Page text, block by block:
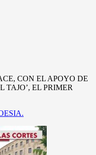
CON EL APOYO DE
TAJO’, EL PRIMER